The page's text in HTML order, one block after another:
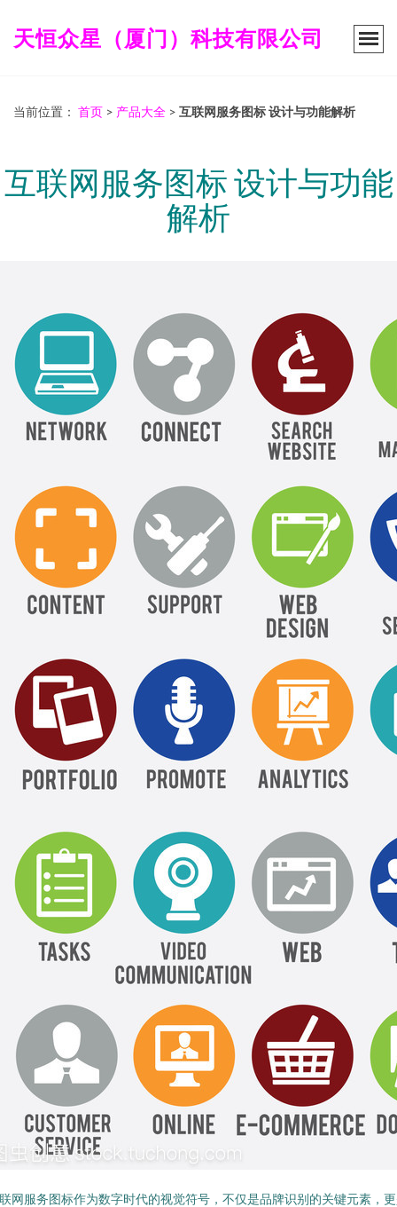
天恒众星（厦门）科技有限公司
当前位置： 首页 > 产品大全 > 互联网服务图标 设计与功能解析
互联网服务图标 设计与功能
解析
网服务图标作为数字时代的视觉符号，不仅是品牌识别的关键元素，